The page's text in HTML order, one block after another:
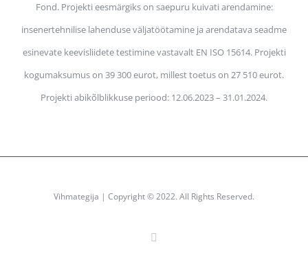
Fond. Projekti eesmärgiks on saepuru kuivati arendamine:
insenertehnilise lahenduse väljatöötamine ja arendatava seadme
esinevate keevisliidete testimine vastavalt EN ISO 15614. Projekti
kogumaksumus on 39 300 eurot, millest toetus on 27 510 eurot.
Projekti abikõlblikkuse periood: 12.06.2023 – 31.01.2024.
Vihmategija | Copyright © 2022. All Rights Reserved.